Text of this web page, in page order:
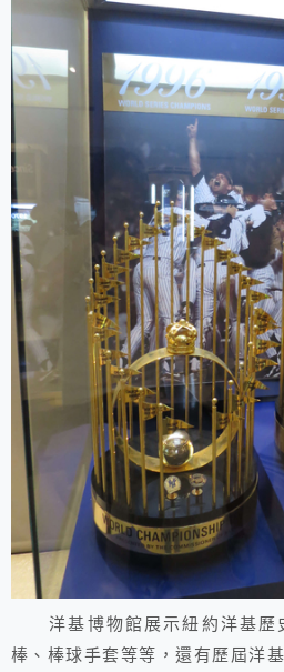
洋基博物館展示紐約洋基歷
棒、棒球手套等等，還有歷屆洋